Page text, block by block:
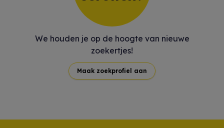
We houden je op de hoogte van nieuwe
zoekertjes!
Maak zoekprofiel aan